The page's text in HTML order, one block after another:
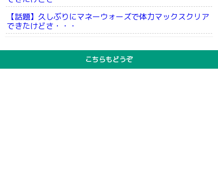
【話題】久しぶりにマネーウォーズで体力マックスクリア
できたけどさ・・・
こちらもどうぞ